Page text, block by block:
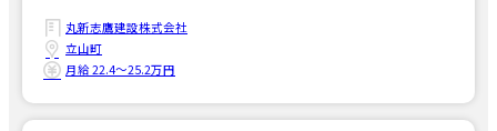
丸新志鷹建設株式会社
立山町
月給 22.4〜25.2万円